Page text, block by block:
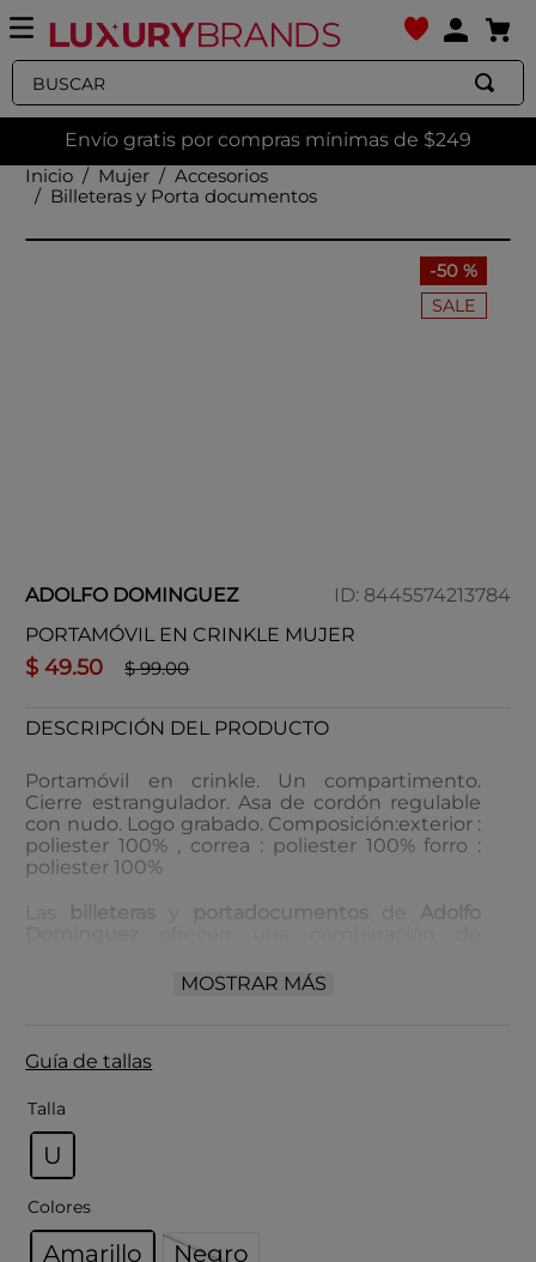
Buscar
Envío gratis por compras mínimas de $249
Mujer
Accesorios
Billeteras y Porta documentos
-50 %
SALE
ADOLFO DOMINGUEZ ID: 8445574213784
PORTAMÓVIL EN CRINKLE MUJER
$ 49.50 $ 99.00
DESCRIPCIÓN DEL PRODUCTO
Portamóvil en crinkle. Un compartimento.
Cierre estrangulador. Asa de cordón regulable
con nudo. Logo grabado. Composición:exterior :
poliester 100% , correa : poliester 100% forro :
poliester 100%
Las
billeteras portadocumentos
Adolfo
materiales de alta calidadque garantizan
Limpiar con un paño suave y húmedo
agresivos
MOSTRAR MÁS
Guía de tallas
Talla
U
Colores
Amarillo Negro